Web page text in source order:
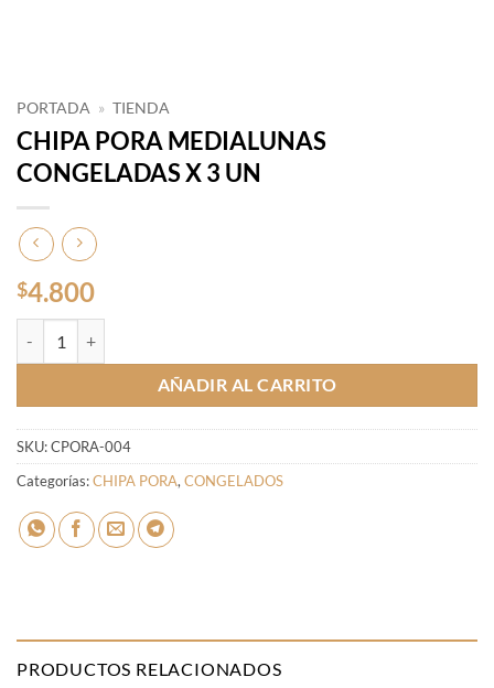
PORTADA » TIENDA
CHIPA PORA MEDIALUNAS
CONGELADAS X 3 UN
$4.800
AÑADIR AL CARRITO
SKU:CPORA-004
Categorías:CHIPA PORA,CONGELADOS
PRODUCTOS RELACIONADOS